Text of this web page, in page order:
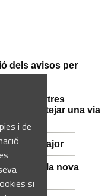
i de
si
dels avisos per
vespre
detenen tres
per sabotejar una via
Festa Major
obres de la nova